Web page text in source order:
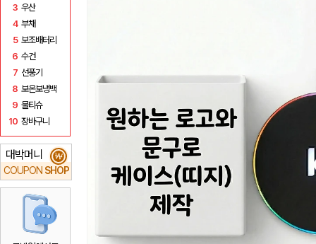
3 우산
4 부채
5 보조배터리
6 수건
7 선풍기
8 보온보냉백
9 물티슈
10 장바구니
대박머니
COUPON SHOP
₩